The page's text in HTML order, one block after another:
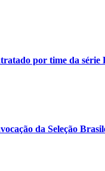
por time da série
da Seleção